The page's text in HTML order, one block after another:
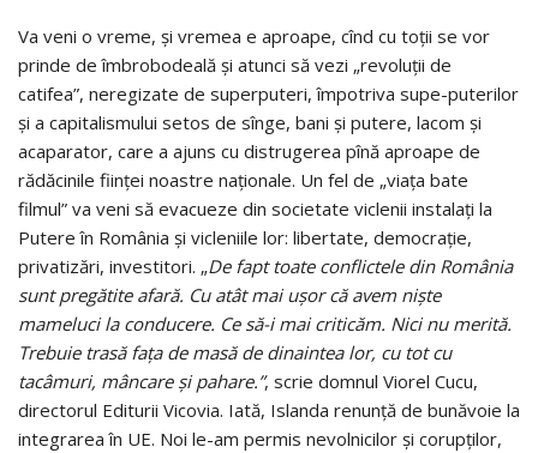
Va veni o vreme, şi vremea e aproape, cînd cu toţii se vor
prinde de îmbrobodeală şi atunci să vezi „revoluţii de
catifea”, neregizate de superputeri, împotriva supe-puterilor
şi a capitalismului setos de sînge, bani şi putere, lacom şi
acaparator, care a ajuns cu distrugerea pînă aproape de
rădăcinile fiinţei noastre naţionale. Un fel de „viaţa bate
filmul” va veni să evacueze din societate viclenii instalaţi la
Putere în România şi vicleniile lor: libertate, democraţie,
privatizări, investitori. „De fapt toate conflictele din România
sunt pregătite afară. Cu atât mai uşor că avem nişte
mameluci la conducere. Ce să-i mai criticăm. Nici nu merită.
Trebuie trasă faţa de masă de dinaintea lor, cu tot cu
tacâmuri, mâncare şi pahare.”, scrie domnul Viorel Cucu,
directorul Editurii Vicovia. Iată, Islanda renunţă de bunăvoie la
integrarea în UE. Noi le-am permis nevolnicilor şi corupţilor,